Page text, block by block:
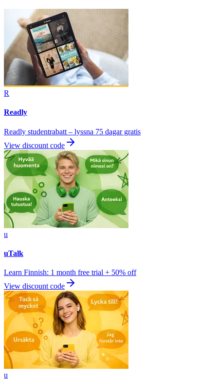
R
Readly
Readly studentrabatt – lyssna 75 dagar gratis
View discount code
u
uTalk
Learn Finnish: 1 month free trial + 50% off
View discount code
u